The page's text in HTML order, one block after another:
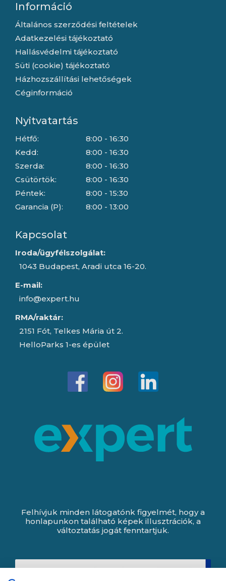
Információ
Általános szerződési feltételek
Adatkezelési tájékoztató
Hallásvédelmi tájékoztató
Süti (cookie) tájékoztató
Házhozszállítási lehetőségek
Céginformáció
Nyitvatartás
Hétfő:
Kedd:
Szerda:
Csütörtök:
Péntek:
Garancia (P):
8:00 - 16:30
8:00 - 16:30
8:00 - 16:30
8:00 - 16:30
8:00 - 15:30
8:00 - 13:00
Kapcsolat
Iroda/ügyfélszolgálat:
1043 Budapest, Aradi utca 16-20.
E-mail:
info@expert.hu
RMA/raktár:
2151 Fót, Telkes Mária út 2.
HelloParks 1-es épület
Felhívjuk minden látogatónk figyelmét, hogy a
honlapunkon található képek illusztrációk, a
változtatás jogát fenntartjuk.